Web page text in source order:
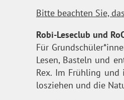
Bitte beachten Sie,
Robi-Leseclub und
Für
Lesen, Basteln und
Rex. Im Frühling und
losziehen und die